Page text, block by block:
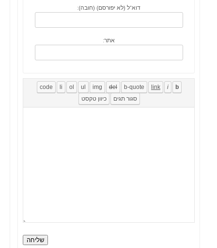
דוא"ל (לא יפורסם) (חובה):
אתר:
שליחה